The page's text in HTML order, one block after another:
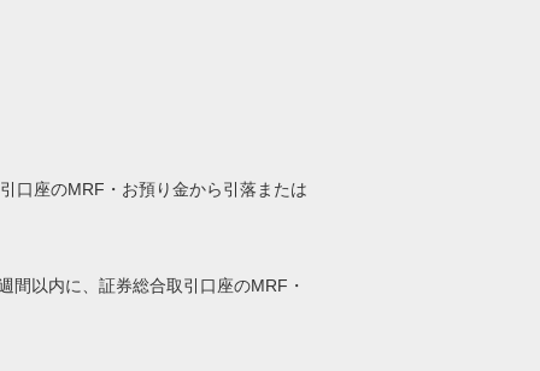
口座のMRF・お預り金から引落または
間以内に、証券総合取引口座のMRF・